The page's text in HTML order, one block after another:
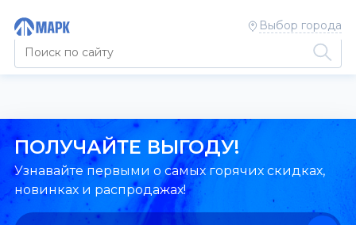
Выбор города
ПОЛУЧАЙТЕ ВЫГОДУ!
Узнавайте первыми о самых горячих скидках,
новинках и распродажах!